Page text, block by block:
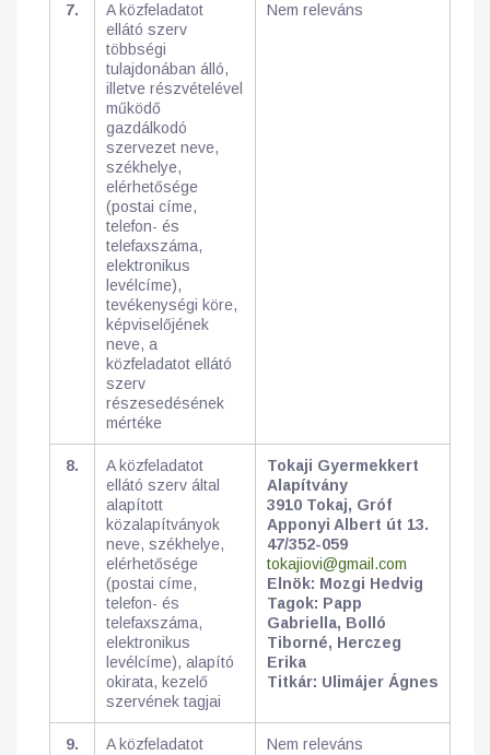
7.
A közfeladatot
ellátó szerv
többségi
tulajdonában álló,
illetve részvételével
működő
gazdálkodó
szervezet neve,
székhelye,
elérhetősége
(postai címe,
telefon- és
telefaxszáma,
elektronikus
levélcíme),
tevékenységi köre,
képviselőjének
neve, a
közfeladatot ellátó
szerv
részesedésének
mértéke
Nem releváns
8.
A közfeladatot
ellátó szerv által
alapított
közalapítványok
neve, székhelye,
elérhetősége
(postai címe,
telefon- és
telefaxszáma,
elektronikus
levélcíme), alapító
okirata, kezelő
szervének tagjai
Tokaji Gyermekkert
Alapítvány
3910 Tokaj, Gróf
Apponyi Albert út 13.
47/352-059
tokajiovi@gmail.com
Elnök: Mozgi Hedvig
Tagok: Papp
Gabriella, Bolló
Tiborné, Herczeg
Erika
Titkár: Ulimájer Ágnes
9.
A közfeladatot
Nem releváns